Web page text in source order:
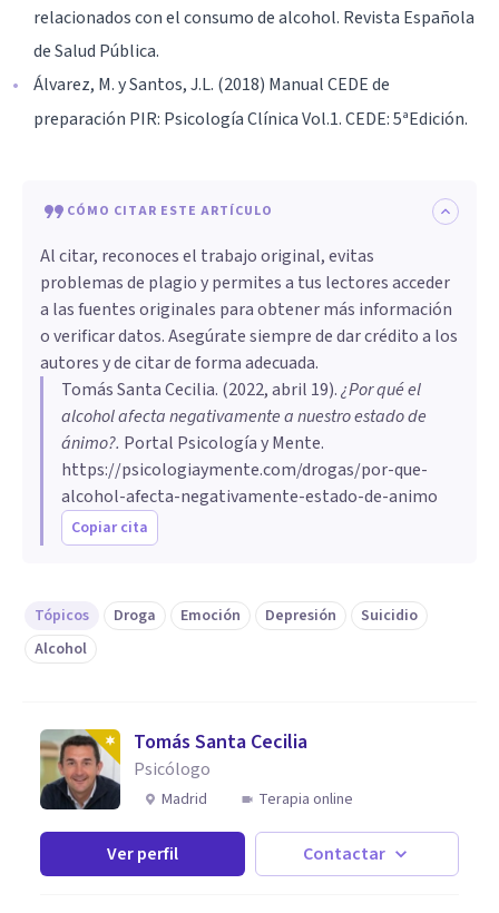
relacionados con el consumo de alcohol. Revista Española
de Salud Pública.
Álvarez, M. y Santos, J.L. (2018) Manual CEDE de
preparación PIR: Psicología Clínica Vol.1. CEDE: 5ªEdición.
CÓMO CITAR ESTE ARTÍCULO
Al citar, reconoces el trabajo original, evitas
problemas de plagio y permites a tus lectores acceder
a las fuentes originales para obtener más información
o verificar datos. Asegúrate siempre de dar crédito a los
autores y de citar de forma adecuada.
Tomás Santa Cecilia. (2022, abril 19).¿Por qué el
alcohol afecta negativamente a nuestro estado de
ánimo?. Portal Psicología y Mente.
https://psicologiaymente.com/drogas/por-que-
alcohol-afecta-negativamente-estado-de-animo
Copiar cita
Tópicos Droga Emoción Depresión
Suicidio
Alcohol
Tomás Santa Cecilia
Psicólogo
Madrid Terapia online
Ver perfil Contactar